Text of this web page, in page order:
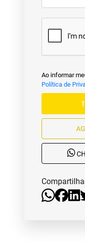
Ao informar
Política de